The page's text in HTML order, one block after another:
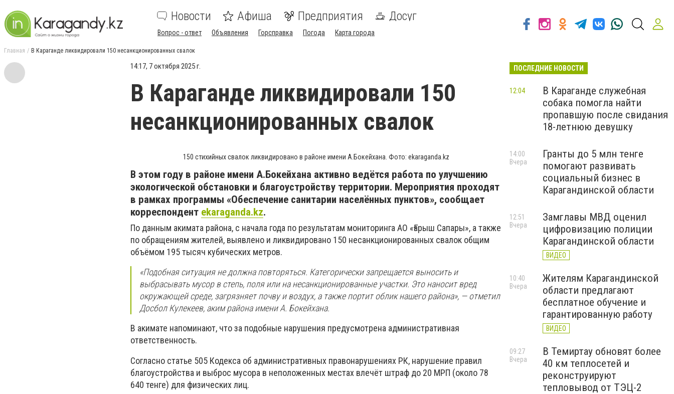
Новости Афиша Предприятия Досуг
Вопрос - ответ Объявления Горсправка Погода Карта города
Главная В Караганде ликвидировали 150 несанкционированных свалок
14:17, 7 октября 2025 г.
В Караганде ликвидировали 150
несанкционированных свалок
150 стихийных свалок ликвидировано в районе имени А.Бокейхана. Фото: ekaraganda.kz
В этом году в районе имени А.Бокейхана активно ведётся работа по улучшению
экологической обстановки и благоустройству территории. Мероприятия проходят
в рамках программы «Обеспечение санитарии населённых пунктов», сообщает
корреспондент ekaraganda.kz.
По данным акимата района, с начала года по результатам мониторинга АО «Ғарыш Сапары», а также
по обращениям жителей, выявлено и ликвидировано 150 несанкционированных свалок общим
объёмом 195 тысяч кубических метров.
«Подобная ситуация не должна повторяться. Категорически запрещается выносить и
выбрасывать мусор в степь, поля или на несанкционированные участки. Это наносит вред
окружающей среде, загрязняет почву и воздух, а также портит облик нашего района», — отметил
Досбол Кулекеев, аким района имени А. Бокейхана.
В акимате напоминают, что за подобные нарушения предусмотрена административная
ответственность.
Согласно статье 505 Кодекса об административных правонарушениях РК, нарушение правил
благоустройства и выброс мусора в неположенных местах влечёт штраф до 20 МРП (около 78
640 тенге) для физических лиц.
ПОСЛЕДНИЕ НОВОСТИ
В Караганде служебная
собака помогла найти
пропавшую после свидания
18-летнюю девушку
12:04
Гранты до 5 млн тенге
помогают развивать
социальный бизнес в
Карагандинской области
14:00
Вчера
Замглавы МВД оценил
цифровизацию полиции
Карагандинской области
ВИДЕО
12:51
Вчера
Жителям Карагандинской
области предлагают
бесплатное обучение и
гарантированную работу
ВИДЕО
10:40
Вчера
В Темиртау обновят более
40 км теплосетей и
реконструируют
тепловывод от ТЭЦ-2
09:27
Вчера